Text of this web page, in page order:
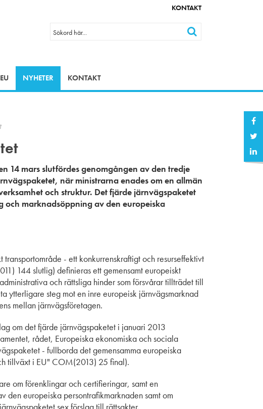
KONTAKT
NYHETER KONTAKT
14 mars slutfördes genomgången av den tredje
när ministrarna enades om en allmän
och struktur. Det fjärde järnvägspaketet
och marknadsöppning av den europeiska
- ett konkurrenskraftigt och resurseffektivt
144 slutlig) definieras ett gemensamt europeiskt
och rättsliga hinder som försvårar tillträdet till
ytterligare steg mot en inre europeisk järnvägsmarknad
mellan järnvägsföretagen.
om det fjärde järnvägspaketet i januari 2013
rådet, Europeiska ekonomiska och sociala
- fullborda det gemensamma europeiska
tillväxt i EU" COM(2013) 25 final).
om förenklingar och certifieringar, samt en
den europeiska persontrafikmarknaden samt om